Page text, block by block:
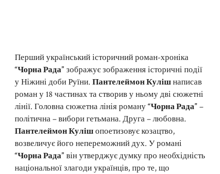
Перший український історичний роман-хроніка
“Чорна Рада” зображує зображення історичні події
у Ніжині доби Руїни. Пантелеймон Кулішнаписав
роман у 18 частинах та створив у ньому дві сюжетні
лінії. Головна сюжетна лінія роману“Чорна Рада” –
політична – вибори гетьмана. Друга – любовна.
Пантелеймон Кулішопоетизовує козацтво,
возвеличує його непереможний дух. У романі
“Чорна Рада” він утверджує думку про необхідність
на­ціональної злагоди українців, про те, що